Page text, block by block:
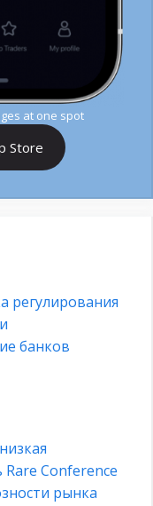
at one spot
Store
регулирования
банков
Conference
рынка